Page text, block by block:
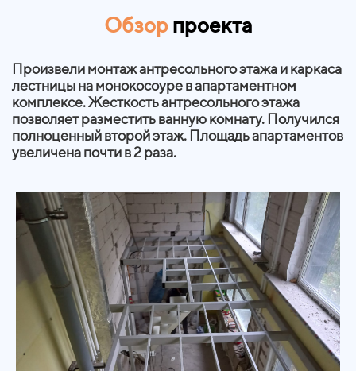
Обзорпроекта
Произвели монтаж антресольного этажа и каркаса
лестницы на монокосоуре в апартаментном
комплексе.Жесткость антресольного этажа
позволяет разместить ванную комнату. Получился
полноценный второй этаж. Площадь апартаментов
увеличена почти в 2 раза.